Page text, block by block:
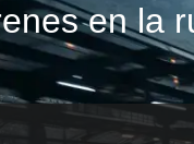
en la